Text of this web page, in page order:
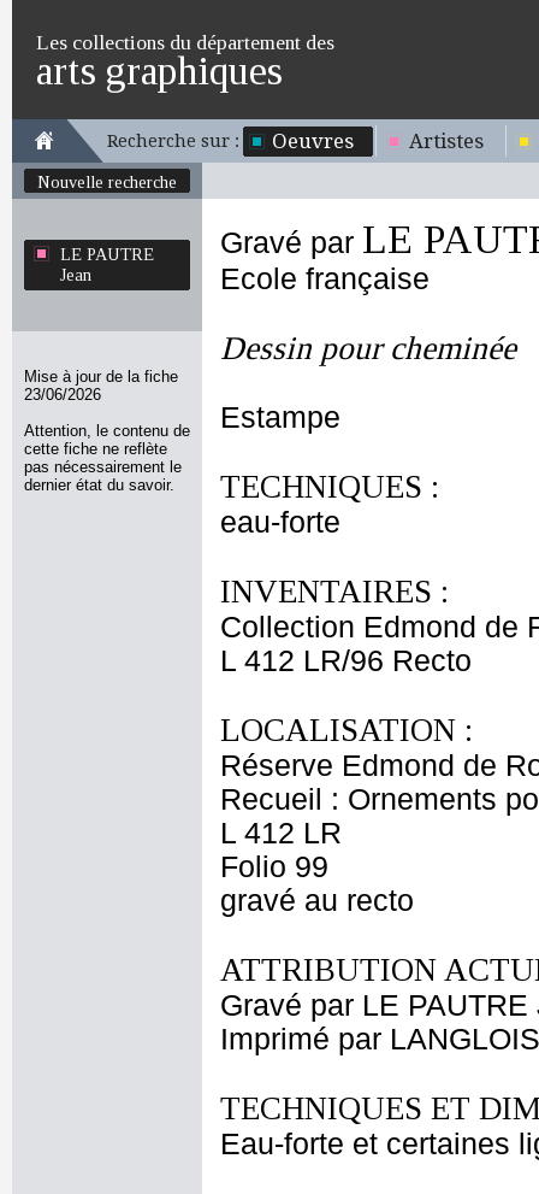
Les collections du département des
arts graphiques
Recherche sur : Oeuvres Artistes
Nouvelle recherche
LE PAUTRE
Jean
Mise à jour de la fiche
23/06/2026
Attention, le contenu de
cette fiche ne reflète
pas nécessairement le
dernier état du savoir.
Gravé par LE
Ecole française
Dessin pour cheminée
Estampe
TECHNIQUES :
eau-forte
INVENTAIRES :
Collection Edmond de
L 412 LR/96 Recto
LOCALISATION :
Réserve Edmond de
Recueil : Ornements
L 412 LR
Folio 99
gravé au recto
ATTRIBUTION
Gravé par LE PAUTRE
Imprimé par
TECHNIQUES ET
Eau-forte et certaines